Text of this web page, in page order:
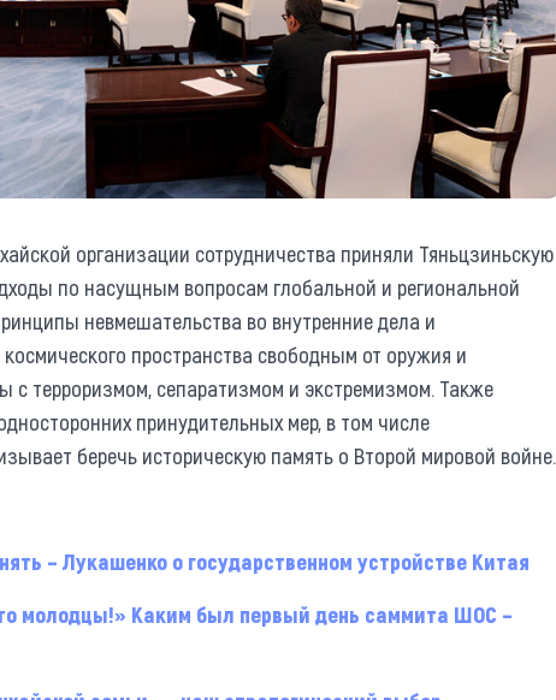
организации сотрудничества приняли Тяньцзиньскую
по насущным вопросам глобальной и региональной
невмешательства во внутренние дела и
пространства свободным от оружия и
с терроризмом, сепаратизмом и экстремизмом. Также
принудительных мер, в том числе
беречь историческую память о Второй мировой войне.
– Лукашенко о государственном устройстве Китая
молодцы!» Каким был первый день саммита ШОС –